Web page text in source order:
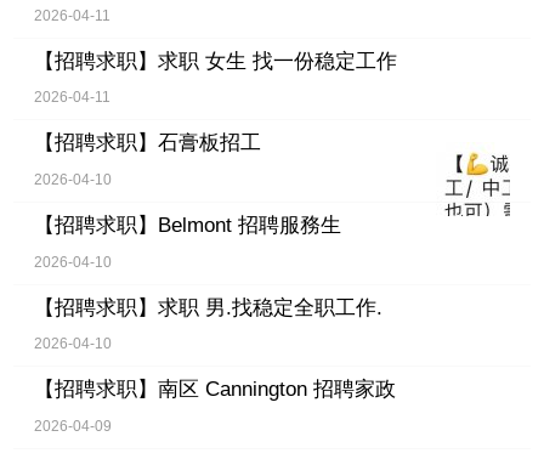
2026-04-11
【招聘求职】 求职 女生 找一份稳定工作
2026-04-11
【招聘求职】 石膏板招工
2026-04-10
【招聘求职】 Belmont 招聘服務生
2026-04-10
【招聘求职】 求职 男.找稳定全职工作.
2026-04-10
【招聘求职】 南区 Cannington 招聘家政
2026-04-09